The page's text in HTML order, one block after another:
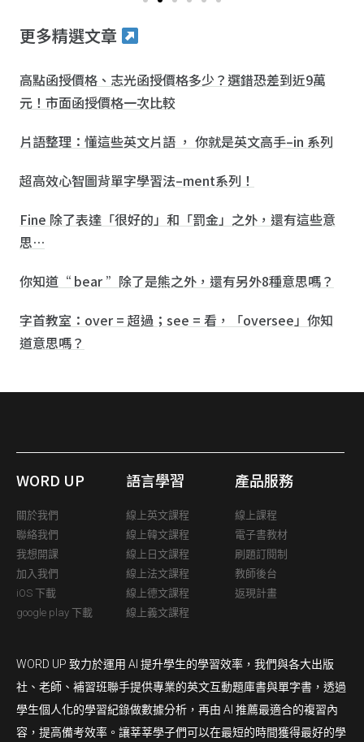
更多精選文章
高點函授價格、志光函授價格多少？選錯恐差到近9萬
元！市面函授價格一次比較
片語整理：懂這些英文片語 ， 你就是英文高手–in 系列
超高效心智圖背單字學習法–ment系列！
Fine 除了表達「很好的」和「罰金」之外，還有這些意
思…
你知道“ bear ”除了是熊之外，還有另外8種意思嗎？
字首教室：over = 超過；see = 看，「oversee」你知
道意思嗎？
WORD UP
關於我們
聯絡我們
我想開課
加入我們
iOS 下載
google play 下載
語言學習
線上英文課程
線上韓文課程
線上日文課程
線上法文課程
線上德文課程
線上義文課程
產品服務
線上課程
電子書教材
刷題訂閱制
教師後台
返現計畫
WORD UP 致力於運用 AI 提升學生的學習效率，我們與各大出版
社、老師、補習班聯手提供專業的英文互動題庫書與單字書，透過
學生個人化的學習紀錄做數據分析，再由 AI 推薦最適合的複習內
容，提高備考效率。讓莘莘學子們可以在最短的時間獲得最好的學